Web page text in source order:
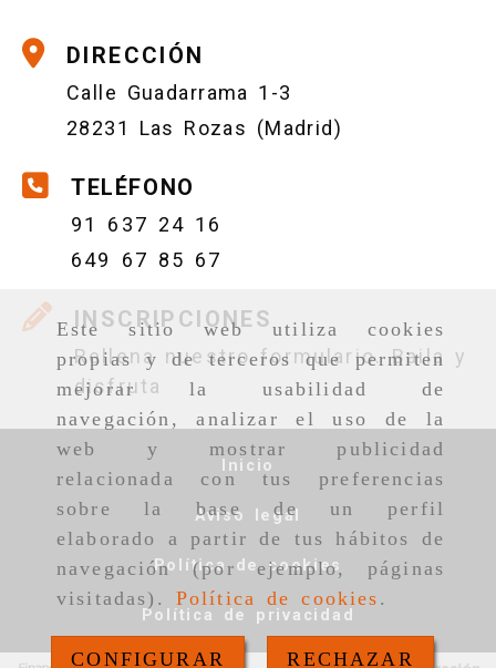
Este sitio web utiliza cookies
propias y de terceros que permiten
mejorar la usabilidad de
navegación, analizar el uso de la
web y mostrar publicidad
relacionada con tus preferencias
sobre la base de un perfil
elaborado a partir de tus hábitos de
navegación (por ejemplo, páginas
visitadas). Política de cookies .
CONFIGURAR RECHAZAR
DIRECCIÓN
Calle Guadarrama 1-3
28231 Las Rozas (Madrid)
TELÉFONO
91 637 24 16
649 67 85 67
INSCRIPCIONES
Rellena nuestro formulario. Baila y
disfruta
Inicio
Aviso legal
Política de cookies
Política de privacidad